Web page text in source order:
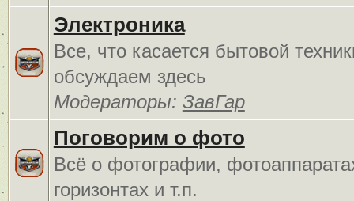
Электроника
Все, что касается бытовой
обсуждаем здесь
Модераторы: ЗавГар
Поговорим о фото
Всё о фотографии,
горизонтах и т.п.